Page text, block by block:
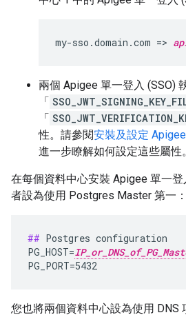
my-sso.domain.com =>
兩個 Apigee 單一登入 (SSO)
「
「
性。請參閱安裝及設定
進一步瞭解如何設定這些屬性。
在每個資料中心安裝 Apigee 單一登
者設為使用 Postgres Master 第一：
## Postgres configuration
PG_HOST=
PG_PORT=5432
您也將兩個資料中心設為使用 DNS